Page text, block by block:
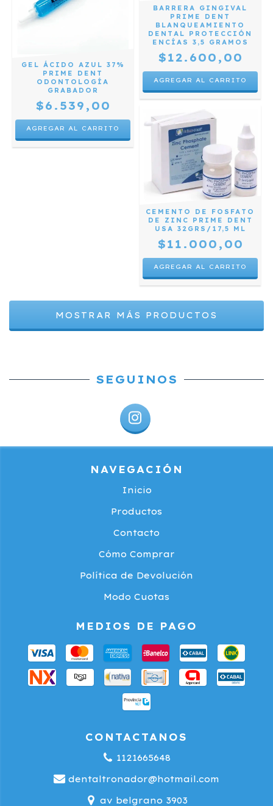
BARRERA GINGIVAL
PRIME DENT
BLANQUEAMIENTO
DENTAL PROTECCIÓN
ENCÍAS 3,5 GRAMOS
$12.600,00
GEL ÁCIDO AZUL 37%
PRIME DENT
ODONTOLOGÍA
GRABADOR
$6.539,00
CEMENTO DE FOSFATO
DE ZINC PRIME DENT
USA 32GRS/17,5 ML
$11.000,00
MOSTRAR MÁS PRODUCTOS
SEGUINOS
NAVEGACIÓN
Inicio
Productos
Contacto
Cómo Comprar
Política de Devolución
Modo Cuotas
MEDIOS DE PAGO
CONTACTANOS
1121665648
dentaltronador@hotmail.com
av belgrano 3903